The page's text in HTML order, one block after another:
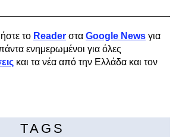
το Reader στα Google News για
ενημερωμένοι για όλες
και τα νέα από την Ελλάδα και τον
TAGS